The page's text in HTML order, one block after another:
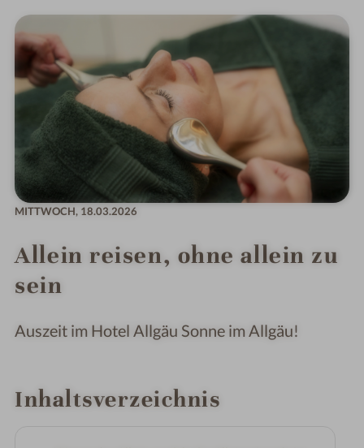
MITTWOCH, 18.03.2026
Allein reisen, ohne allein zu
sein
Auszeit im Hotel Allgäu Sonne im Allgäu!
Inhaltsverzeichnis